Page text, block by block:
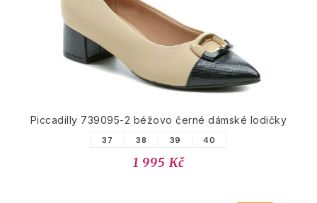
Piccadilly 739095-2 béžovo černé dámské lodičky
37 38 39 40
1 995 Kč